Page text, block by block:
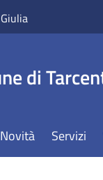
di
Novità Servizi